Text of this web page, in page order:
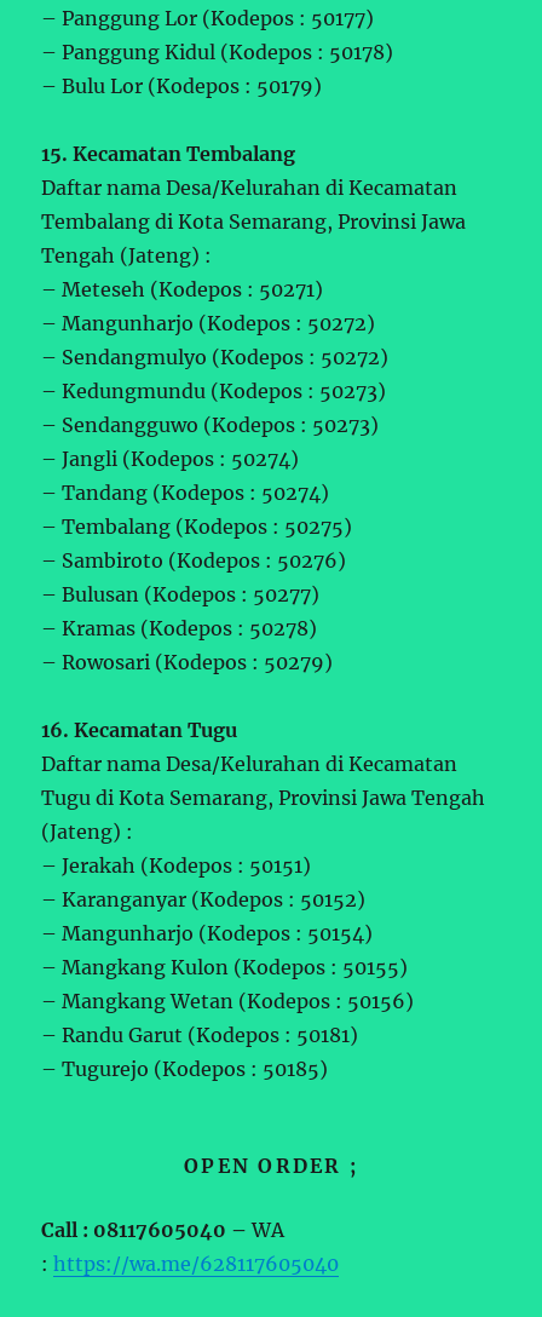
– Panggung Lor (Kodepos : 50177)
– Panggung Kidul (Kodepos : 50178)
– Bulu Lor (Kodepos : 50179)
15. Kecamatan Tembalang
Daftar nama Desa/Kelurahan di Kecamatan
Tembalang di Kota Semarang, Provinsi Jawa
Tengah (Jateng) :
– Meteseh (Kodepos : 50271)
– Mangunharjo (Kodepos : 50272)
– Sendangmulyo (Kodepos : 50272)
– Kedungmundu (Kodepos : 50273)
– Sendangguwo (Kodepos : 50273)
– Jangli (Kodepos : 50274)
– Tandang (Kodepos : 50274)
– Tembalang (Kodepos : 50275)
– Sambiroto (Kodepos : 50276)
– Bulusan (Kodepos : 50277)
– Kramas (Kodepos : 50278)
– Rowosari (Kodepos : 50279)
16. Kecamatan Tugu
Daftar nama Desa/Kelurahan di Kecamatan
Tugu di Kota Semarang, Provinsi Jawa Tengah
(Jateng) :
– Jerakah (Kodepos : 50151)
– Karanganyar (Kodepos : 50152)
– Mangunharjo (Kodepos : 50154)
– Mangkang Kulon (Kodepos : 50155)
– Mangkang Wetan (Kodepos : 50156)
– Randu Garut (Kodepos : 50181)
– Tugurejo (Kodepos : 50185)
OPEN ORDER ;
Call : 08117605040 –WA
:https://wa.me/628117605040